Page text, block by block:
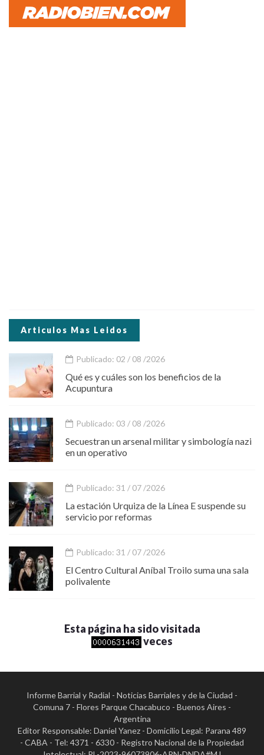
Articulos Mas Leidos
Publicado: 02 / 08 /2026
Qué es y cuáles son los beneficios de la
Acupuntura
Publicado: 03 / 08 /2026
Secuestran un arsenal militar y simbología nazi
en un operativo
Publicado: 31 / 07 /2026
La estación Urquiza de la Línea E suspende su
servicio por reformas
Publicado: 31 / 07 /2026
El Centro Cultural Aníbal Troilo suma una sala
polivalente
Esta página ha sido visitada
veces
Informe Barrial y Radial - Noticias Barriales y de la Ciudad -
Comuna 7 - Flores Parque Chacabuco - Buenos Aires -
Argentina
Editor Responsable: Daniel Yanez - Domicilio Legal: Parana 489
- CABA - Tel: 4371 - 6330 - Registro Nacional de la Propiedad